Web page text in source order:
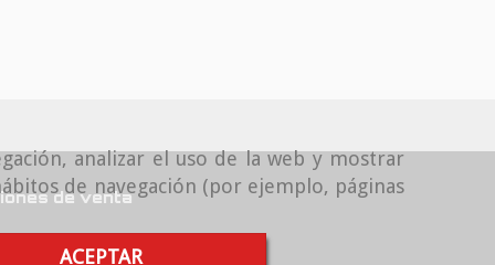
analizar el uso de la web y mostrar
de navegación (por ejemplo, páginas
ACEPTAR
de venta
Privacidad